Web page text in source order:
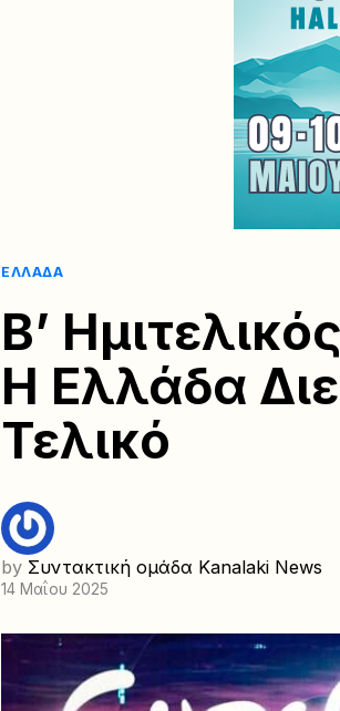
ΕΛΛΆΔΑ
Β’
Η Ελλάδα
Τελικό
by Συντακτική ομάδα Kanalaki News
14 Μαΐου 2025